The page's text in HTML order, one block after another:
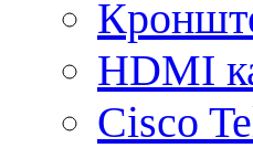
HDMI
Cisco